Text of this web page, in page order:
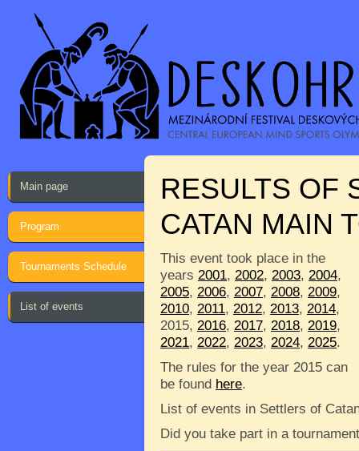
Main page
Program
Tournaments Schedule
List of events
RESULTS OF
CATAN MAIN
This event took place in the
years 2001, 2002, 2003, 2004,
2005, 2006, 2007, 2008, 2009,
2010, 2011, 2012, 2013, 2014,
2015, 2016, 2017, 2018, 2019,
2021, 2022, 2023, 2024, 2025.
The rules for the year 2015 can
be found here.
List of events in Settlers of
Did you take part in a